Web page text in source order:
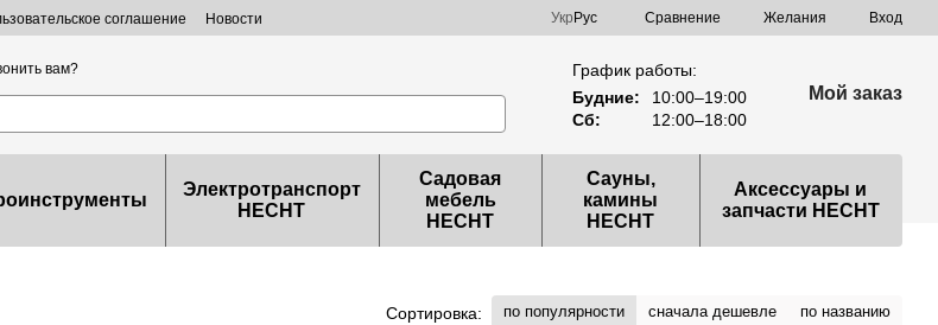
соглашение
Новости
Укр Рус Сравнение Желания Вход
вам?
График работы:
Будние:
10:00–19:00
Сб:
12:00–18:00
Мой заказ
Электротранспорт
HECHT
Садовая
мебель
HECHT
Сауны,
камины
HECHT
Аксессуары и
запчасти HECHT
Сортировка: по популярности сначала дешевле по названию